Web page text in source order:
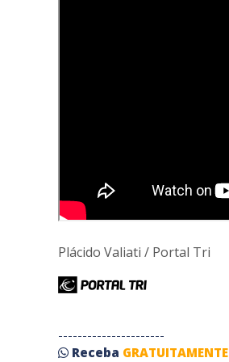
Plácido Valiati / Portal Tri
----------------------
Receba GRATUITAMENTE